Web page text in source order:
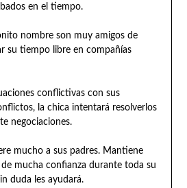
en el tiempo.
nombre son muy amigos de
su tiempo libre en compañías
conflictivas con sus
la chica intentará resolverlos
negociaciones.
mucho a sus padres. Mantiene
mucha confianza durante toda su
duda les ayudará.